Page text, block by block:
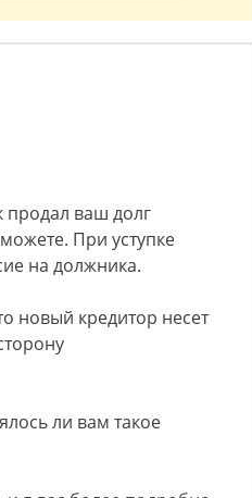
продал ваш долг
При уступке
на должника.
новый кредитор несет
ли вам такое